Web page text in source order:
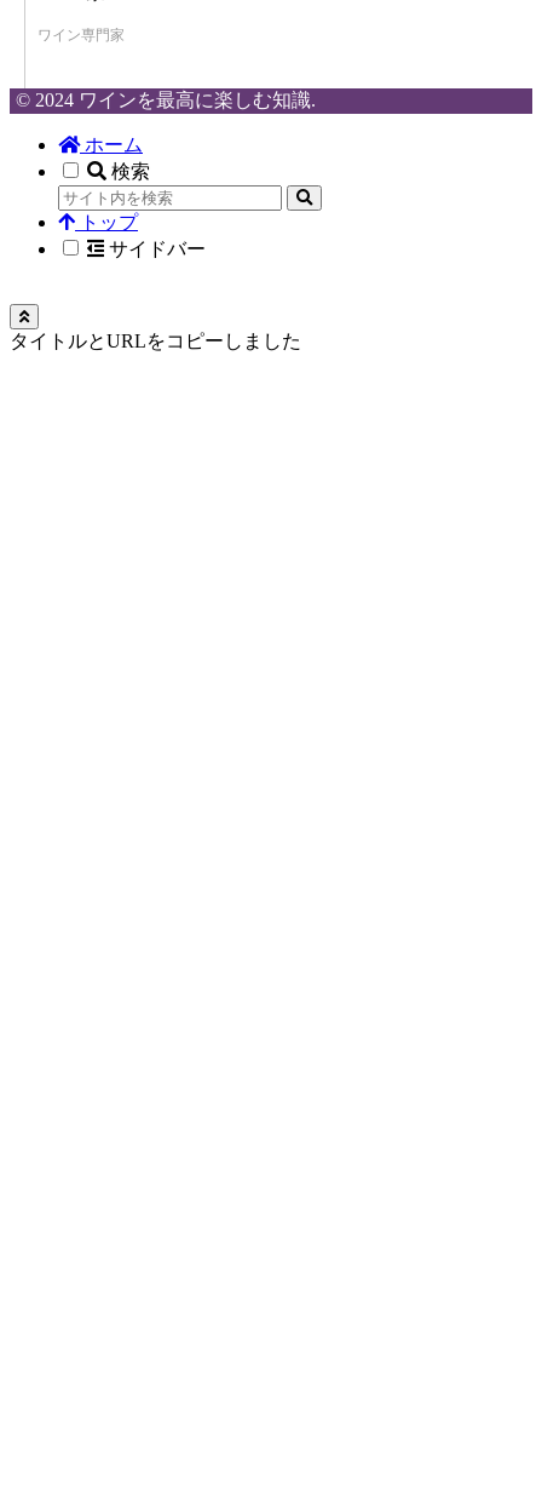
ワイン専門家
© 2024 ワインを最高に楽しむ知識.
ホーム
検索
トップ
サイドバー
タイトルとURLをコピーしました